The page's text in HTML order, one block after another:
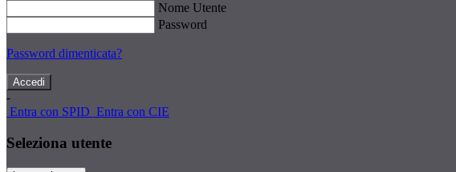
Nome Utente
Password
Password dimenticata?
-
Entra con SPID Entra con CIE
Seleziona utente